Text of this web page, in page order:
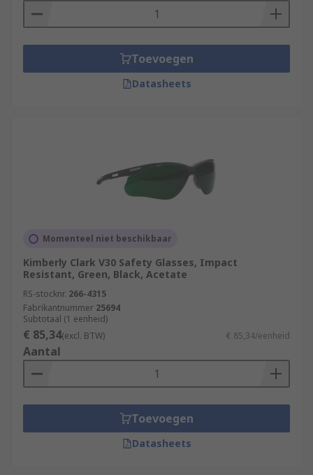
Toevoegen
Datasheets
Momenteel niet beschikbaar
Kimberly Clark V30 Safety Glasses, Impact
Resistant, Green, Black, Acetate
RS-stocknr. 266-4315
Fabrikantnummer 25694
Subtotaal (1 eenheid)
€ 85,34(excl. BTW) € 85,34/eenheid
Aantal
Toevoegen
Datasheets